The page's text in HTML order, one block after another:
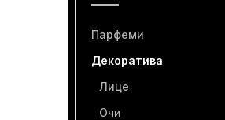
Парфеми
Декоратива
Лице
Очи